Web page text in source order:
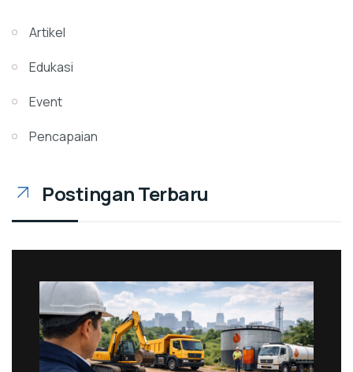
Artikel
Edukasi
Event
Pencapaian
Postingan Terbaru